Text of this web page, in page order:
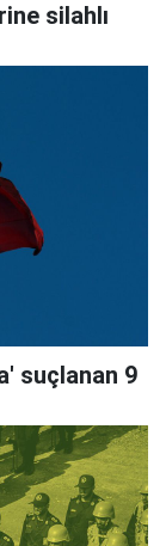
silahlı
suçlanan 9